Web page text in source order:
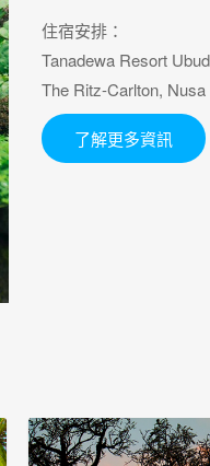
住宿安排：
Tanadewa Resort
The Ritz-Carlton,
了解更多資訊